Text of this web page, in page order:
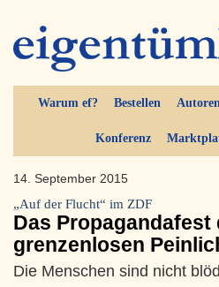
Warum ef? Bestellen
Konferenz
14. September 2015
„Auf der Flucht“ im ZDF
Das Propagandafest
grenzenlosen
Die Menschen sind nicht blöd